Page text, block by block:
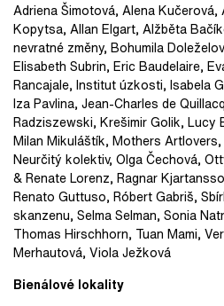
Adriena Šimotová, Alena Kučerová,
Kopytsa, Allan Elgart, Alžběta
nevratné změny, Bohumila
Elisabeth Subrin, Eric Baudelaire,
Rancajale, Institut úzkosti, Isabela
Iza Pavlina, Jean-Charles de
Radziszewski, Krešimir Golik, Lucy
Milan Mikuláštík, Mothers
Neurčitý kolektiv, Olga Čechová,
& Renate Lorenz, Ragnar
Renato Guttuso, Róbert Gabriš,
skanzenu, Selma Selman, Sonia
Thomas Hirschhorn, Tuan Mami,
Merhautová, Viola Ježková
Bienálové lokality